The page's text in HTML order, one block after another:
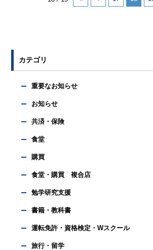
カテゴリ
重要なお知らせ
お知らせ
共済・保険
食堂
購買
食堂・購買 複合店
勉学研究支援
書籍・教科書
運転免許・資格検定・Wスクール
旅行・留学